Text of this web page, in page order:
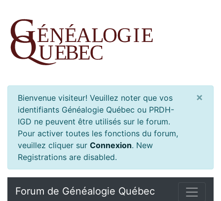
Bienvenue visiteur! Veuillez noter que vos
identifiants Généalogie Québec ou PRDH-
IGD ne peuvent être utilisés sur le forum.
Pour activer toutes les fonctions du forum,
veuillez cliquer sur Connexion. New
Registrations are disabled.
×
Forum de Généalogie Québec